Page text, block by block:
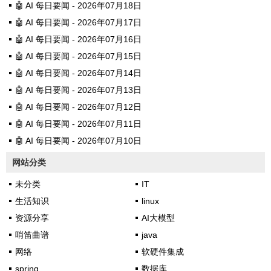
🤖 AI 每日要闻 - 2026年07月18日
🤖 AI 每日要闻 - 2026年07月17日
🤖 AI 每日要闻 - 2026年07月16日
🤖 AI 每日要闻 - 2026年07月15日
🤖 AI 每日要闻 - 2026年07月14日
🤖 AI 每日要闻 - 2026年07月13日
🤖 AI 每日要闻 - 2026年07月12日
🤖 AI 每日要闻 - 2026年07月11日
🤖 AI 每日要闻 - 2026年07月10日
网站分类
未分类
IT
生活知识
linux
资源分享
AI大模型
哨笛曲谱
java
网络
软硬件集成
spring
数据库